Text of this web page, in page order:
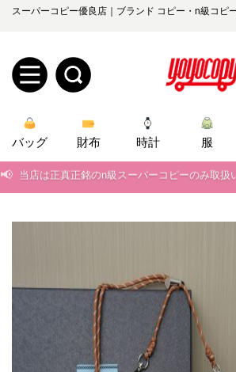
スーパーコピー優良店｜ブランド コピー・n級コピ
規
ユ
ー
ロ
グ
yoyocopys@gmail.com
バッグ 財布 時計 服
📢 当店は正真正銘のn級スーパーコピーのみ取
📢 2026春の新作続々更新中！期間中のご注文で
📢 新作入荷！ルイ・ヴィトンスーパーコピー バ
当店は正真正銘のn級スーパーコピーのみ取
📢 2026春の新作続々更新中！期間中のご注文で
新作入荷！ルイ・ヴィトンスーパーコピー